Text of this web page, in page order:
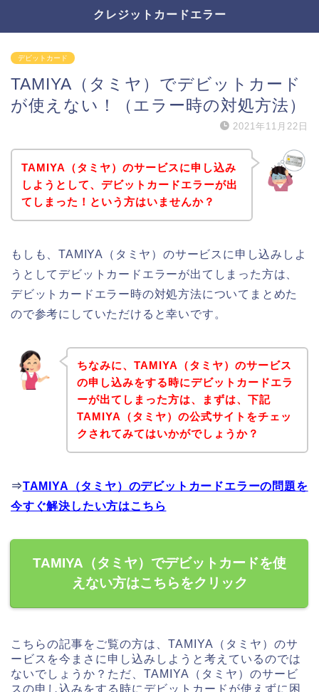
クレジットカードエラー
デビットカード
TAMIYA（タミヤ）でデビットカード
が使えない！（エラー時の対処方法）
2021年11月22日
TAMIYA（タミヤ）のサービスに申し込み
しようとして、デビットカードエラーが出
てしまった！という方はいませんか？
もしも、TAMIYA（タミヤ）のサービスに申し込みしよ
うとしてデビットカードエラーが出てしまった方は、
デビットカードエラー時の対処方法についてまとめた
ので参考にしていただけると幸いです。
ちなみに、TAMIYA（タミヤ）のサービス
の申し込みをする時にデビットカードエラ
ーが出てしまった方は、まずは、下記
TAMIYA（タミヤ）の公式サイトをチェッ
クされてみてはいかがでしょうか？
⇒TAMIYA（タミヤ）のデビットカードエラーの問題を
今すぐ解決したい方はこちら
TAMIYA（タミヤ）でデビットカードを使
えない方はこちらをクリック
こちらの記事をご覧の方は、TAMIYA（タミヤ）のサ
ービスを今まさに申し込みしようと考えているのでは
ないでしょうか？ただ、TAMIYA（タミヤ）のサービ
スの申し込みをする時にデビットカードが使えずに困